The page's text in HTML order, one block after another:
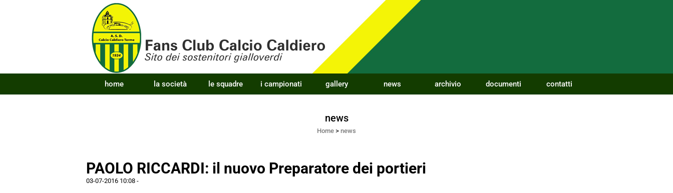
home la società le squadre i campionati gallery news archivio documenti contatti
news
Home > news
PAOLO RICCARDI: il nuovo Preparatore dei portieri
03-07-2016 10:08 -